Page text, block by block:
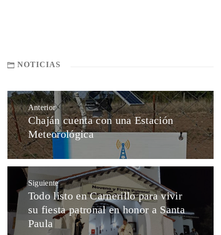
NOTICIAS
Anterior
Chaján cuenta con una Estación
Meteorológica
Siguiente
Todo listo en Carnerillo para vivir
su fiesta patronal en honor a Santa
Paula